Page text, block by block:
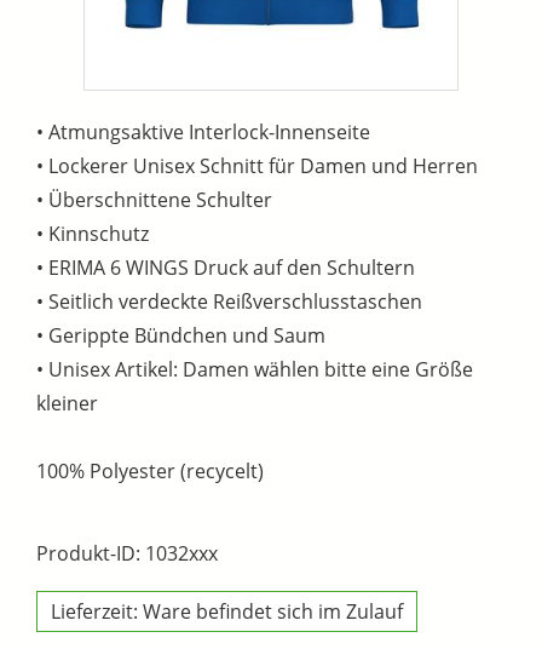
• Atmungsaktive Interlock-Innenseite
• Lockerer Unisex Schnitt für Damen und Herren
• Überschnittene Schulter
• Kinnschutz
• ERIMA 6 WINGS Druck auf den Schultern
• Seitlich verdeckte Reißverschlusstaschen
• Gerippte Bündchen und Saum
• Unisex Artikel: Damen wählen bitte eine Größe
kleiner
100% Polyester (recycelt)
Produkt-ID: 1032xxx
Lieferzeit: Ware befindet sich im Zulauf